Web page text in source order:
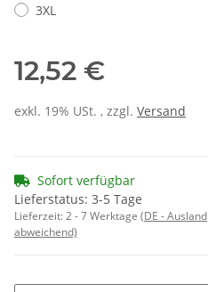
3XL
12,52 €
exkl. 19% USt. , zzgl. Versand
Sofort verfügbar
Lieferstatus: 3-5 Tage
Lieferzeit:2 - 7 Werktage (DE - Ausland
abweichend)